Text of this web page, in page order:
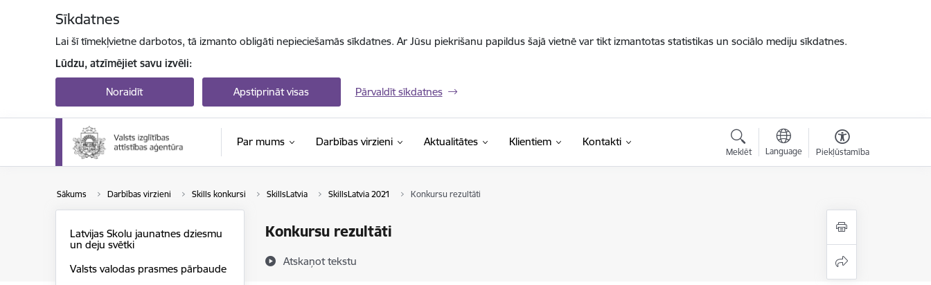
Sīkdatnes
Lai šī tīmekļvietne darbotos, tā izmanto obligāti nepieciešamās sīkdatnes. Ar Jūsu piekrišanu papildus šajā vietnē var tikt izmantotas statistikas un sociālo mediju sīkdatnes.
Lūdzu, atzīmējiet savu izvēli:
Noraidīt Apstiprināt visas Pārvaldīt sīkdatnes
Par mums Darbības virzieni Aktualitātes Klientiem Kontakti
Meklēt Language Piekļūstamība
Sākums Darbības virzieni Skills konkursi SkillsLatvia SkillsLatvia 2021 Konkursu rezultāti
Konkursu rezultāti
Atskaņot tekstu
Latvijas Skolu jaunatnes dziesmu
un deju svētki
Valsts valodas prasmes pārbaude